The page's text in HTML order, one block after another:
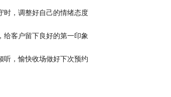
时，调整好自己的情绪态度
给客户留下良好的第一印象
听，愉快收场做好下次预约